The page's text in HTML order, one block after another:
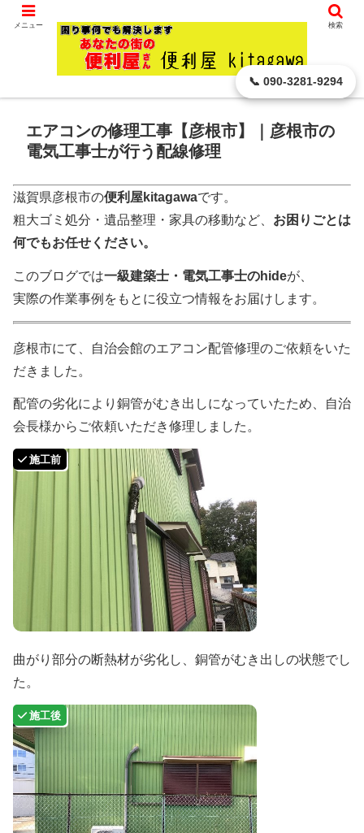
電気工事・配線修理
エアコン・新規・取替・
取り外しのみ可
エアコンの修理工事【彦根市】｜彦根市の
電気工事士が行う配線修理
滋賀県彦根市の便利屋kitagawaです。
粗大ゴミ処分・遺品整理・家具の移動など、 お困りごとは
何でもお任せください。
このブログでは一級建築士・電気工事士のhideが、
実際の作業事例をもとに役立つ情報をお届けします。
彦根市にて、自治会館のエアコン配管修理のご依頼をいた
だきました。
配管の劣化により銅管がむき出しになっていたため、自治
会長様からご依頼いただき修理しました。
曲がり部分の断熱材が劣化し、銅管がむき出しの状態でし
た。
メニュー 検索
📞 090-3281-9294